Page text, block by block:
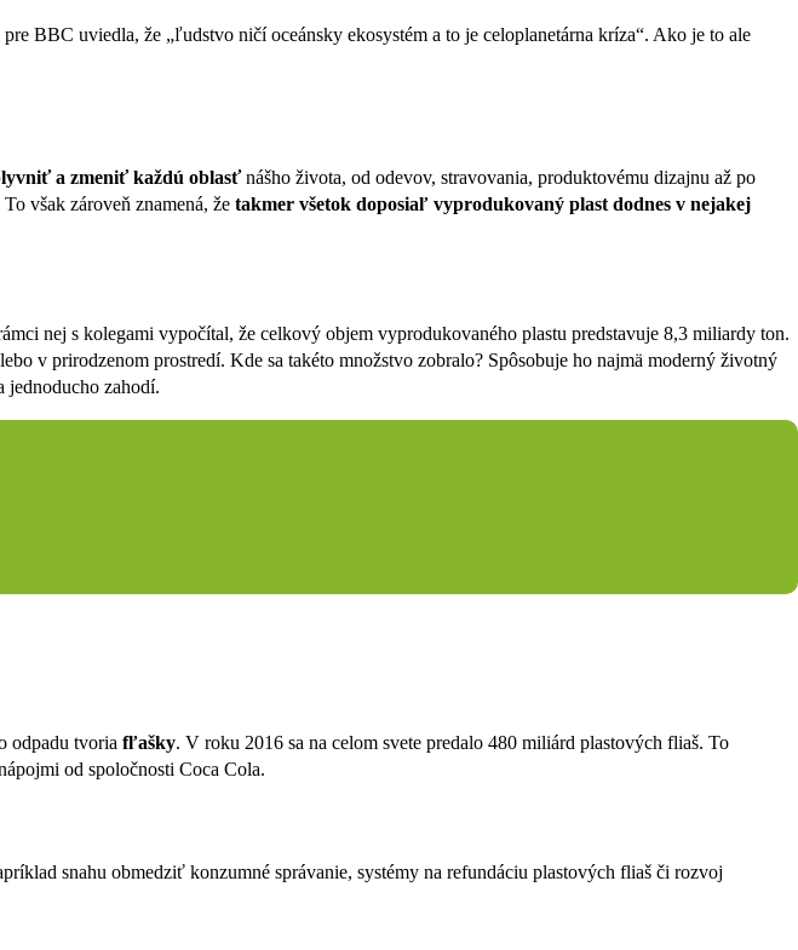
BBC uviedla, že „ľudstvo ničí oceánsky ekosystém a to je celoplanetárna kríza“. Ako je to ale
a zmeniť každú oblasťnášho života, od odevov, stravovania, produktovému dizajnu až po
však zároveň znamená, že takmer všetok doposiaľ vyprodukovaný plast dodnes v nejakej
nej s kolegami vypočítal, že celkový objem vyprodukovaného plastu predstavuje 8,3 miliardy ton.
v prirodzenom prostredí. Kde sa takéto množstvo zobralo? Spôsobuje ho najmä moderný životný
jednoducho zahodí.
odpadu tvoria fľašky. V roku 2016 sa na celom svete predalo 480 miliárd plastových fliaš. To
od spoločnosti Coca Cola.
snahu obmedziť konzumné správanie, systémy na refundáciu plastových fliaš či rozvoj